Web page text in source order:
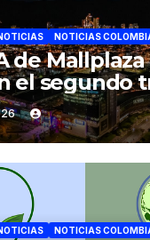
NOTICIAS
de
el segundo
avanza en
en
NOTICIAS